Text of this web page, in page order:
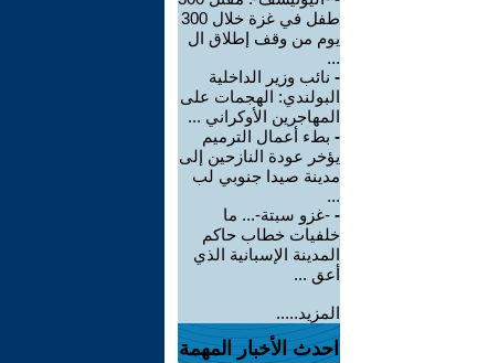
طفل في غزة خلال 300
يوم من وقف إطلاق ال
...
- نائب وزير الداخلية
البولندي: الهجمات على
المهاجرين الأوكراني ...
- بطء أعمال الترميم
يؤخر عودة النازحين إلى
مدينة صيدا جنوبي لب
...
- -غزو سبتة-... ما
خلفيات خطاب حاكم
المدينة الإسبانية الذي
أعق ...
المزيد.....
احدث الأخبار المهمة